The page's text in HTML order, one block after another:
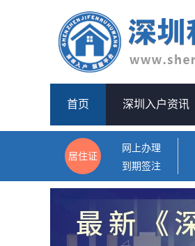
首页 深圳入户资讯
居住证
网上办理
到期签注